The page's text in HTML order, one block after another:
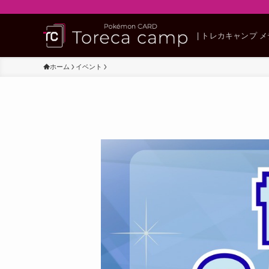
| トレカキャンプ
ホーム イベント